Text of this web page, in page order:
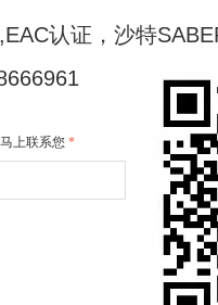
认证，沙特
上联系您 *